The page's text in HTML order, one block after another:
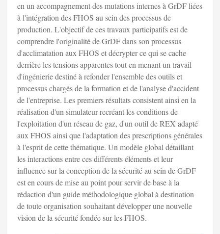
en un accompagnement des mutations internes à GrDF liées
à l'intégration des FHOS au sein des processus de
production. L'objectif de ces travaux participatifs est de
comprendre l'originalité de GrDF dans son processus
d'acclimatation aux FHOS et décrypter ce qui se cache
derrière les tensions apparentes tout en menant un travail
d'ingénierie destiné à refonder l'ensemble des outils et
processus chargés de la formation et de l'analyse d'accident
de l'entreprise. Les premiers résultats consistent ainsi en la
réalisation d'un simulateur recréant les conditions de
l'exploitation d'un réseau de gaz, d'un outil de REX adapté
aux FHOS ainsi que l'adaptation des prescriptions générales
à l'esprit de cette thématique. Un modèle global détaillant
les interactions entre ces différents éléments et leur
influence sur la conception de la sécurité au sein de GrDF
est en cours de mise au point pour servir de base à la
rédaction d'un guide méthodologique global à destination
de toute organisation souhaitant développer une nouvelle
vision de la sécurité fondée sur les FHOS.